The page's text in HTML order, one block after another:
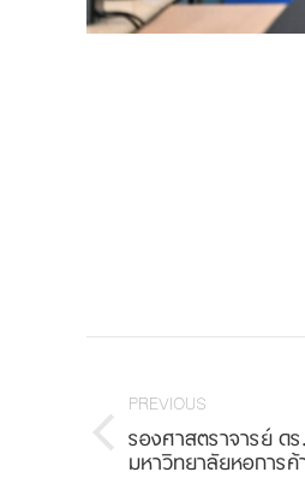
navigation
PREVIOUS
Previous
project:
รองศาสตราจารย์ ด
มหาวิทยาลัยหอการค้